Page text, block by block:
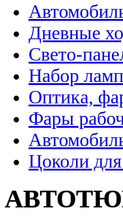
Дневные
Свето-
Набор
Оптика,
Фары
Цоколи